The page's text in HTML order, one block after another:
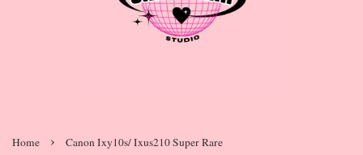
Home › Canon Ixy10s/ Ixus210 Super Rare